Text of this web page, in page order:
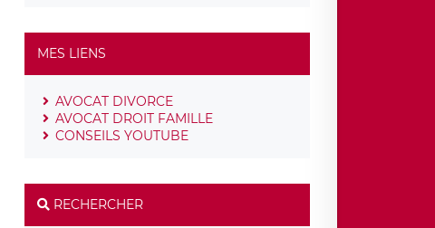
MES LIENS
AVOCAT DIVORCE
AVOCAT DROIT FAMILLE
CONSEILS YOUTUBE
RECHERCHER